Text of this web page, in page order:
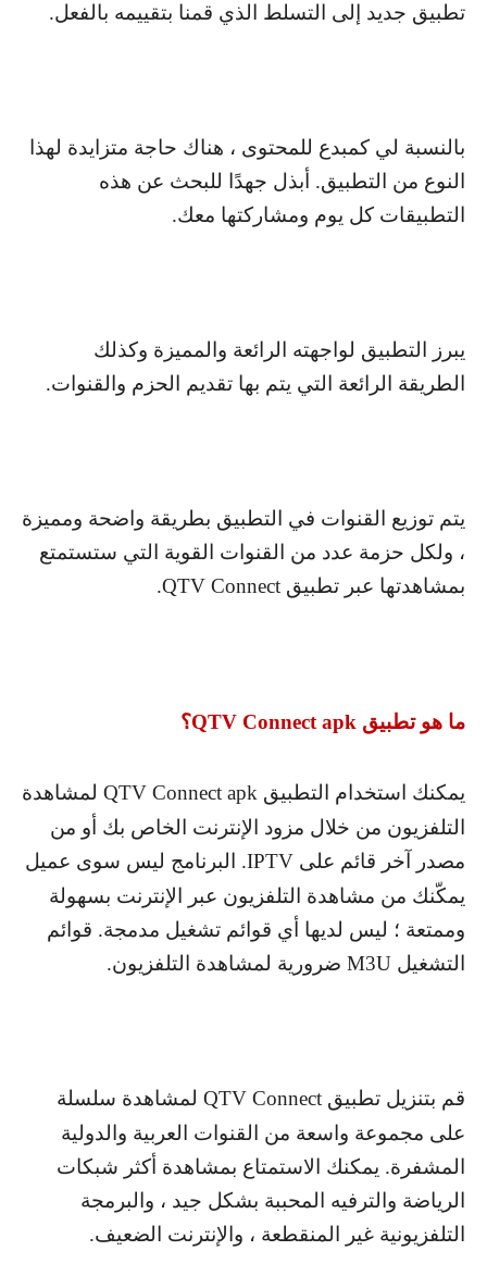
تطبيق جديد إلى التسلط الذي قمنا بتقييمه بالفعل.
بالنسبة لي كمبدع للمحتوى ، هناك حاجة متزايدة لهذا
النوع من التطبيق. أبذل جهدًا للبحث عن هذه
التطبيقات كل يوم ومشاركتها معك.
يبرز التطبيق لواجهته الرائعة والمميزة وكذلك
الطريقة الرائعة التي يتم بها تقديم الحزم والقنوات.
يتم توزيع القنوات في التطبيق بطريقة واضحة ومميزة
، ولكل حزمة عدد من القنوات القوية التي ستستمتع
بمشاهدتها عبر تطبيق QTV Connect
.
ما هو تطبيق QTV Connect apk؟
يمكنك استخدام التطبيق QTV Connect apk لمشاهدة
التلفزيون من خلال مزود الإنترنت الخاص بك أو من
مصدر آخر قائم على IPTV. البرنامج ليس سوى عميل
يمكّنك من مشاهدة التلفزيون عبر الإنترنت بسهولة
وممتعة ؛ ليس لديها أي قوائم تشغيل مدمجة. قوائم
التشغيل M3U ضرورية لمشاهدة التلفزيون.
قم بتنزيل تطبيق QTV Connect لمشاهدة سلسلة
على مجموعة واسعة من القنوات العربية والدولية
المشفرة. يمكنك الاستمتاع بمشاهدة أكثر شبكات
الرياضة والترفيه المحببة بشكل جيد ، والبرمجة
التلفزيونية غير المنقطعة ، والإنترنت الضعيف.